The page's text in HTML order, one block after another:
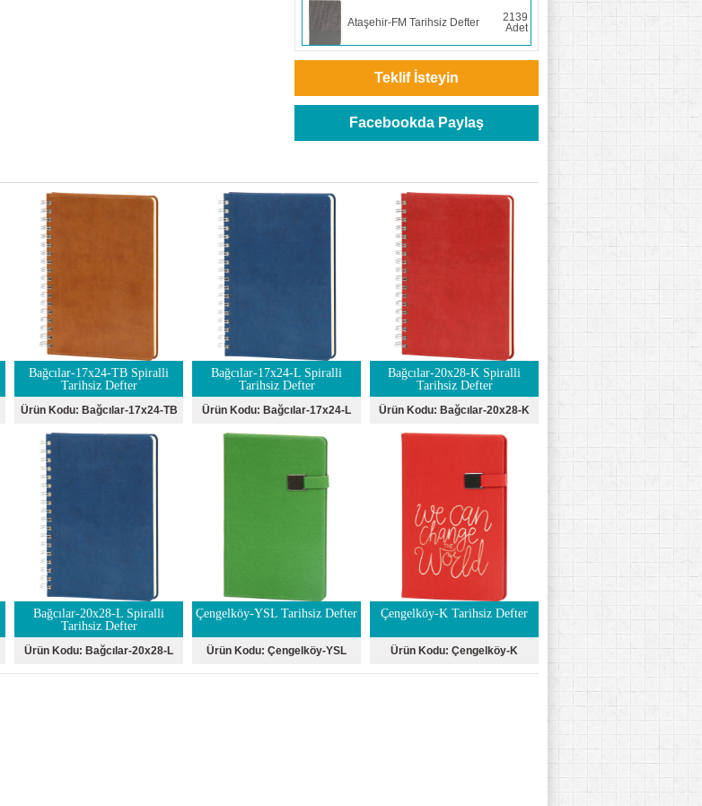
Ataşehir-FM Tarihsiz Defter
2139
Adet
Teklif İsteyin
Facebookda Paylaş
Bağcılar-17x24-TB Spiralli
Tarihsiz Defter
Ürün Kodu: Bağcılar-17x24-TB
Bağcılar-17x24-L Spiralli
Tarihsiz Defter
Ürün Kodu: Bağcılar-17x24-L
Bağcılar-20x28-K Spiralli
Tarihsiz Defter
Ürün Kodu: Bağcılar-20x28-K
Bağcılar-20x28-L Spiralli
Tarihsiz Defter
Ürün Kodu: Bağcılar-20x28-L
Çengelköy-YSL Tarihsiz Defter
Ürün Kodu: Çengelköy-YSL
Çengelköy-K Tarihsiz Defter
Ürün Kodu: Çengelköy-K